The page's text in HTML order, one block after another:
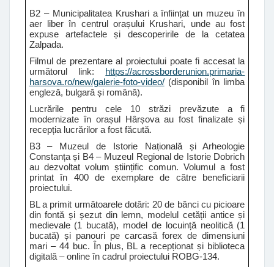
B2 – Municipalitatea Krushari a înființat un muzeu în
aer liber în centrul orașului Krushari, unde au fost
expuse artefactele și descoperirile de la cetatea
Zalpada.
Filmul de prezentare al proiectului poate fi accesat la
următorul link:
https://acrossborderunion.primaria-
harsova.ro/new/galerie-foto-video/(disponibil în limba
engleză, bulgară și română).
Lucrările pentru cele 10 străzi prevăzute a fi
modernizate în orașul Hârșova au fost finalizate și
recepția lucrărilor a fost făcută.
B3 – Muzeul de Istorie Națională și Arheologie
Constanța și B4 – Muzeul Regional de Istorie Dobrich
au dezvoltat volum științific comun. Volumul a fost
printat în 400 de exemplare de către beneficiarii
proiectului.
BL a primit următoarele dotări: 20 de bănci cu picioare
din fontă și șezut din lemn, modelul cetății antice și
medievale (1 bucată), model de locuință neolitică (1
bucată) și panouri pe carcasă forex de dimensiuni
mari – 44 buc. În plus, BL a recepționat și biblioteca
digitală – online în cadrul proiectului ROBG-134.